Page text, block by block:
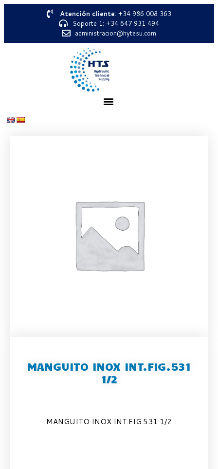
Atención cliente: +34 986 008 363
Soporte 1: +34 647 931 494
administracion@hytesu.com
MANGUITO INOX INT.FIG.531
1/2
MANGUITO INOX INT.FIG.531 1/2